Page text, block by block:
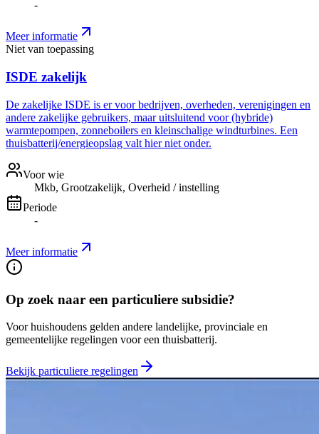
-
Meer informatie
Niet van toepassing
ISDE zakelijk
De zakelijke ISDE is er voor bedrijven, overheden, verenigingen en
andere zakelijke gebruikers, maar uitsluitend voor (hybride)
warmtepompen, zonneboilers en kleinschalige windturbines. Een
thuisbatterij/energieopslag valt hier niet onder.
Voor wie
Mkb, Grootzakelijk, Overheid / instelling
Periode
-
Meer informatie
Op zoek naar een particuliere subsidie?
Voor huishoudens gelden andere landelijke, provinciale en
gemeentelijke regelingen voor een thuisbatterij.
Bekijk particuliere regelingen